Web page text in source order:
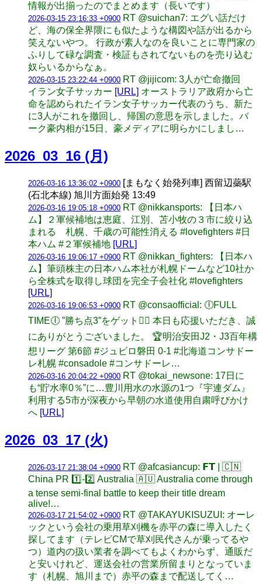
情報が出揃ったのでまとめます（長いです）
2026-03-15 23:16:33 +0900 RT @suichan7: エグい話だけ
ど、海の保全界隈にも似たような構図や話が出るから
笑えないやつ。 行政が素人なのを良いことに専門家の
ふりして碌な調査・検証もされてないものを売り込む
奴らいるからなぁ。
2026-03-15 23:22:44 +0900 RT @jijicom: 3人が亡命撤回
イラン女子サッカー [URL] オーストラリア政府から亡
命を認められたイラン女子サッカー代表のうち、新た
に3人がこれを撤回し、帰国の意思を示しました。バ
ーク豪内相が15日、豪メディアに明らかにしまし…
2026_03_16 (月)
2026-03-16 13:36:02 +0900 [まもなく始発列車] 西留辺蘂駅
(石北本線) 旭川方面始発 13:49
2026-03-16 19:05:18 +0900 RT @nikkansports: 【日本ハ
ム】２軍候補地は恵庭、江別、苫小牧の３市に絞り込
まれる 札幌、千歳の可能性消える #lovefighters #日
本ハム #２軍候補地 [URL]
2026-03-16 19:06:17 +0900 RT @nikkan_fighters: 【日本ハ
ム】筆頭株主の日本ハム本社が札幌ドームなど10社か
ら全株式を取得し球団を完全子会社化 #lovefighters
[URL]
2026-03-16 19:06:53 +0900 RT @consaofficial: 🕕FULL
TIME🕕 ”勝ち点3”をゲット❤️‍🔥 本日も応援いただき、誠
にありがとうございました。 🏆明治安田J2・J3百年構
想リーグ 第6節 #ジュビロ磐田 0-1 #北海道コンサドー
レ札幌 #consadole #コンサドーレ…
2026-03-16 20:04:22 +0900 RT @tokai_newsone: 17日に
も“貯水率0％”に…豊川用水の水源の1つ『宇連ダム』
利用する5市が深夜から早朝の水道使用自粛呼びかけ
へ [URL]
2026_03_17 (火)
2026-03-17 21:38:04 +0900 RT @afcasiancup: 𝗙𝗧 | 🇨🇳
China PR 1️⃣-2️⃣ Australia 🇦🇺 Australia come through
a tense semi-final battle to keep their title dream
alive!…
2026-03-17 21:54:02 +0900 RT @TAKAYUKISUZUI: オーレ
ックという会社の乗用草刈機を赤平の森に導入したく
探してます（テレビCMで草刈民代さんが乗ってるや
つ）道内の扱い業者を調べてもよくわからず、通販だ
と安いけれど、運送会社の営業所留まりとなっていま
す（札幌、旭川まで）赤平の森まで配送してく…